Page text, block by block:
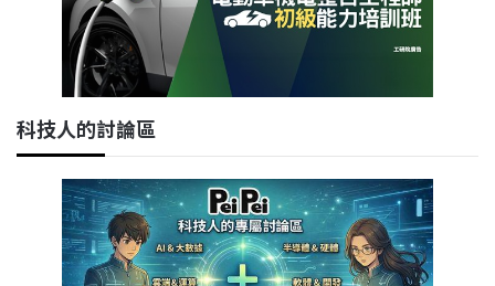
科技人的討論區